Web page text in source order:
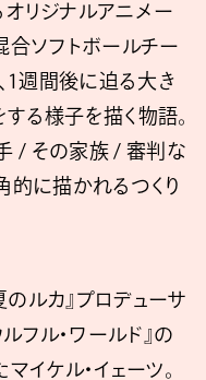
リジナルアニメー
合ソフトボールチー
1週間後に迫る大き
る様子を描く物語。
/ その家族 / 審判な
的に描かれるつくり
ルカ』プロデューサ
フル・ワールド』の
イケル・イェーツ。